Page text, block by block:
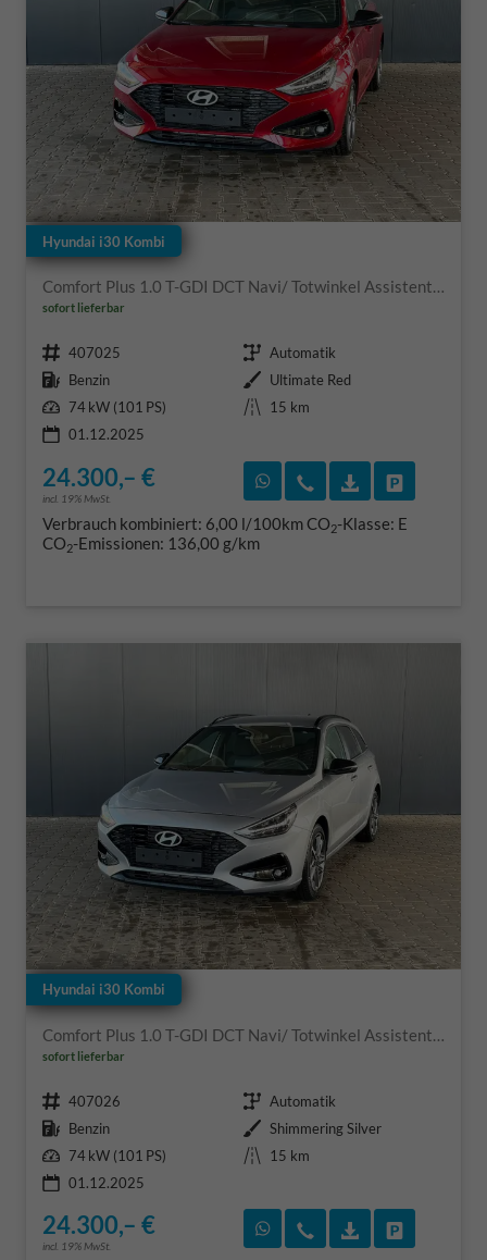
Hyundai i30 Kombi
Comfort Plus 1.0 T-GDI DCT Navi/ Totwinkel Assistent/ PDC V&H + Kamera/ Alu 17"
sofort lieferbar
Fahrzeugnr. 407025 Getriebe Automatik
Kraftstoff Benzin Außenfarbe Ultimate Red
Leistung 74 kW (101 PS) Kilometerstand
15 km
01.12.2025
24.300,– €
incl. 19% MwSt.
Rückruf vereinbaren
Wir rufen Sie an
Verbrauch kombiniert: 6,00 l/100kmCO2-Klasse: E
CO2-Emissionen: 136,00 g/km
Hyundai i30 Kombi
Comfort Plus 1.0 T-GDI DCT Navi/ Totwinkel Assistent/ PDC V&H + Kamera/ Alu 17"
sofort lieferbar
Fahrzeugnr. 407026 Getriebe Automatik
Kraftstoff Benzin Außenfarbe Shimmering Silver
Leistung 74 kW (101 PS) Kilometerstand
15 km
01.12.2025
24.300,– €
incl. 19% MwSt.
Rückruf vereinbaren
Wir rufen Sie an